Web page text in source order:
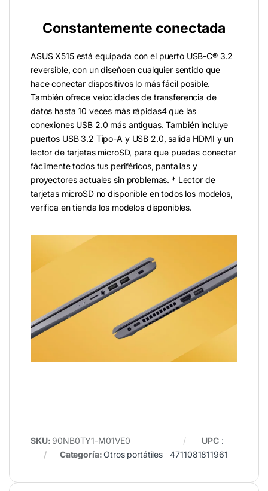
Constantemente conectada
ASUS X515 está equipada con el puerto USB-C® 3.2
reversible, con un diseñoen cualquier sentido que
hace conectar dispositivos lo más fácil posible.
También ofrece velocidades de transferencia de
datos hasta 10 veces más rápidas4 que las
conexiones USB 2.0 más antiguas. También incluye
puertos USB 3.2 Tipo-A y USB 2.0, salida HDMI y un
lector de tarjetas microSD, para que puedas conectar
fácilmente todos tus periféricos, pantallas y
proyectores actuales sin problemas. * Lector de
tarjetas microSD no disponible en todos los modelos,
verifica en tienda los modelos disponibles.
SKU: 90NB0TY1-M01VE0
Categoría:Otros portátiles
UPC :
4711081811961